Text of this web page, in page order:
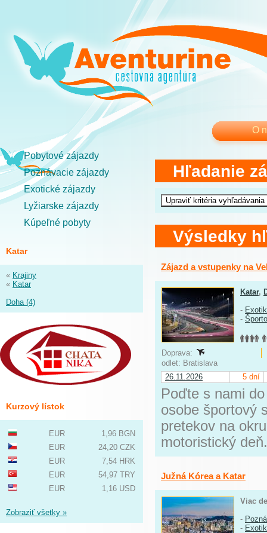
O
Pobytové zájazdy
Poznávacie zájazdy
Exotické zájazdy
Lyžiarske zájazdy
Kúpeľné pobyty
Katar
« Krajiny
« Katar
Doha (4)
Kurzový lístok
EUR
1,96 BGN
EUR
24,20 CZK
EUR
7,54 HRK
EUR
54,97 TRY
EUR
1,16 USD
Zobraziť všetky »
Hľadanie
Výsledky
Zájazd a vstupenky na
Katar,
-
-
Doprava:
odlet: Bratislava
26.11.2026
5 dní
Poďte s nami
osobe športový
pretekov na
motoristický deň.
Južná Kórea a Katar
Viac
-
-